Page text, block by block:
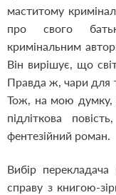
маститому
про свого
кримінальним
Він вирішує, що
Правда ж, чари для
Тож, на мою думку,
підліткова
фентезійний роман.
Вибір
справу з книгою-